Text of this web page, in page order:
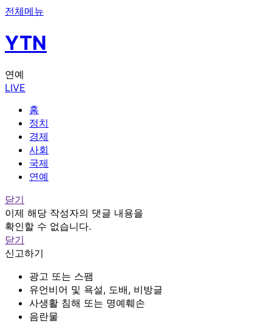
전체메뉴
YTN
연예
LIVE
홈
정치
경제
사회
국제
연예
닫기
이제 해당 작성자의 댓글 내용을
확인할 수 없습니다.
닫기
신고하기
광고 또는 스팸
유언비어 및 욕설, 도배, 비방글
사생활 침해 또는 명예훼손
음란물